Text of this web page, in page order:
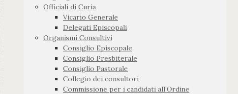
Officiali di Curia
Vicario Generale
Delegati Episcopali
Organismi Consultivi
Consiglio Episcopale
Consiglio Presbiterale
Consiglio Pastorale
Collegio dei consultori
Commissione per i candidati all’Ordine